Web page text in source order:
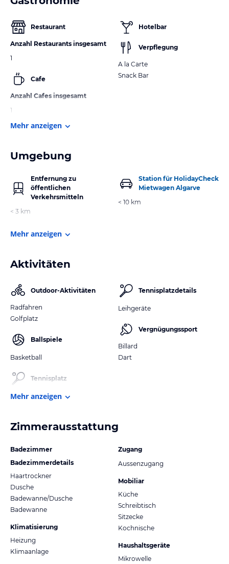
Restaurant
Anzahl Restaurants insgesamt
1
Cafe
Anzahl Cafes insgesamt
1
Hotelbar
Verpflegung
A la Carte
Snack Bar
Mehr anzeigen
Umgebung
Entfernung zu
öffentlichen
Verkehrsmitteln
< 3 km
Station für HolidayCheck
Mietwagen Algarve
< 10 km
Mehr anzeigen
Aktivitäten
Outdoor-Aktivitäten
Radfahren
Golfplatz
Ballspiele
Basketball
Tennisplatz
Tennisplatzdetails
Leihgeräte
Vergnügungssport
Billard
Dart
Mehr anzeigen
Zimmerausstattung
Badezimmer
Badezimmerdetails
Haartrockner
Dusche
Badewanne/Dusche
Badewanne
Klimatisierung
Heizung
Klimaanlage
Zugang
Aussenzugang
Mobiliar
Küche
Schreibtisch
Sitzecke
Kochnische
Haushaltsgeräte
Mikrowelle